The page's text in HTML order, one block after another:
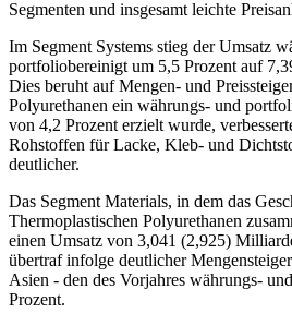
Segmenten und insgesamt leichte
Im Segment Systems stieg der Umsatz
portfoliobereinigt um 5,5 Prozent auf
Dies beruht auf Mengen- und
Polyurethanen ein währungs- und
von 4,2 Prozent erzielt wurde,
Rohstoffen für Lacke, Kleb- und
deutlicher.
Das Segment Materials, in dem das
Thermoplastischen Polyurethanen
einen Umsatz von 3,041 (2,925)
übertraf infolge deutlicher
Asien - den des Vorjahres währungs-
Prozent.